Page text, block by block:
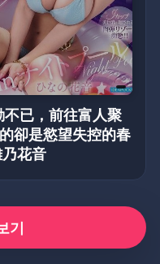
已，前往富人聚
卻是慾望失控的春
花音
기